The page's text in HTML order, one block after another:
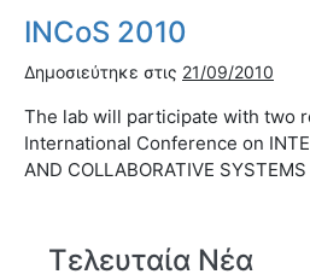
INCoS 2010
Δημοσιεύτηκε στις 21/09/2010
The lab will participate with two
International Conference on
AND COLLABORATIVE SYSTEMS
Τελευταία Νέα